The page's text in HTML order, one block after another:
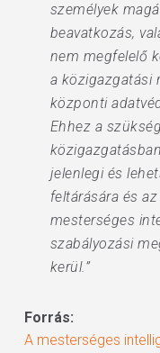
személyek
beavatkozás,
nem megfelelő
a közigazgatási
központi
Ehhez a
jelenlegi és
feltárására és
mesterséges
szabályozási
kerül.”
Forrás:
A mesterséges